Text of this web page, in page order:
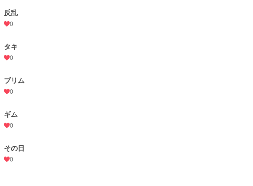
反乱
0
タキ
0
ブリム
0
ギム
0
その日
0